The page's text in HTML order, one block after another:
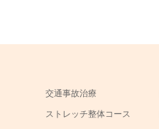
交通事故治療
ストレッチ整体コース